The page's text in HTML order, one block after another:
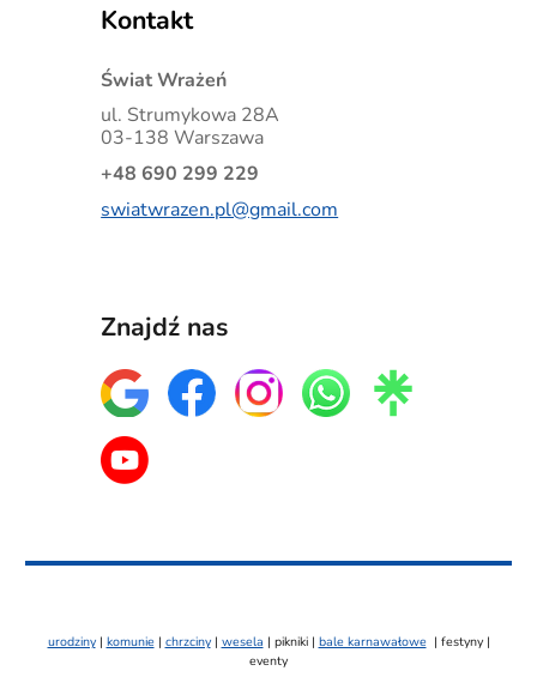
Kontakt
Świat Wrażeń
ul. Strumykowa 28A
03-138 Warszawa
+48 690 299 229
swiatwrazen.pl@gmail.com
Znajdź nas
urodziny| komunie| chrzciny | wesela | pikniki | bale karnawałowe | festyny |
eventy